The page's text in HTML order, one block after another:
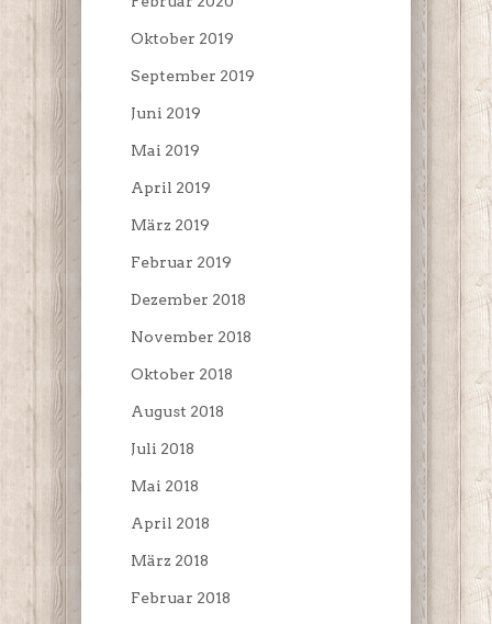
Oktober 2019
September 2019
Juni 2019
Mai 2019
April 2019
März 2019
Februar 2019
Dezember 2018
November 2018
Oktober 2018
August 2018
Juli 2018
Mai 2018
April 2018
März 2018
Februar 2018